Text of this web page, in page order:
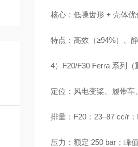
核心：低噪齿形 + 壳体
特点：高效（≥94%）、
4）F20/F30 Ferra 系列（
定位：风电变桨、履带车
排量：F20：23–87 cc/r
压力：额定 250 bar；峰